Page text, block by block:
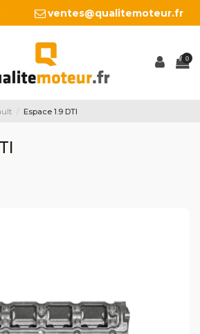
ventes@qualitemoteur.fr
0
Espace 1.9 DTI